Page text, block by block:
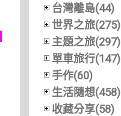
台灣離島(44)
世界之旅(275)
主題之旅(297)
單車旅行(147)
手作(60)
生活隨想(458)
收藏分享(58)